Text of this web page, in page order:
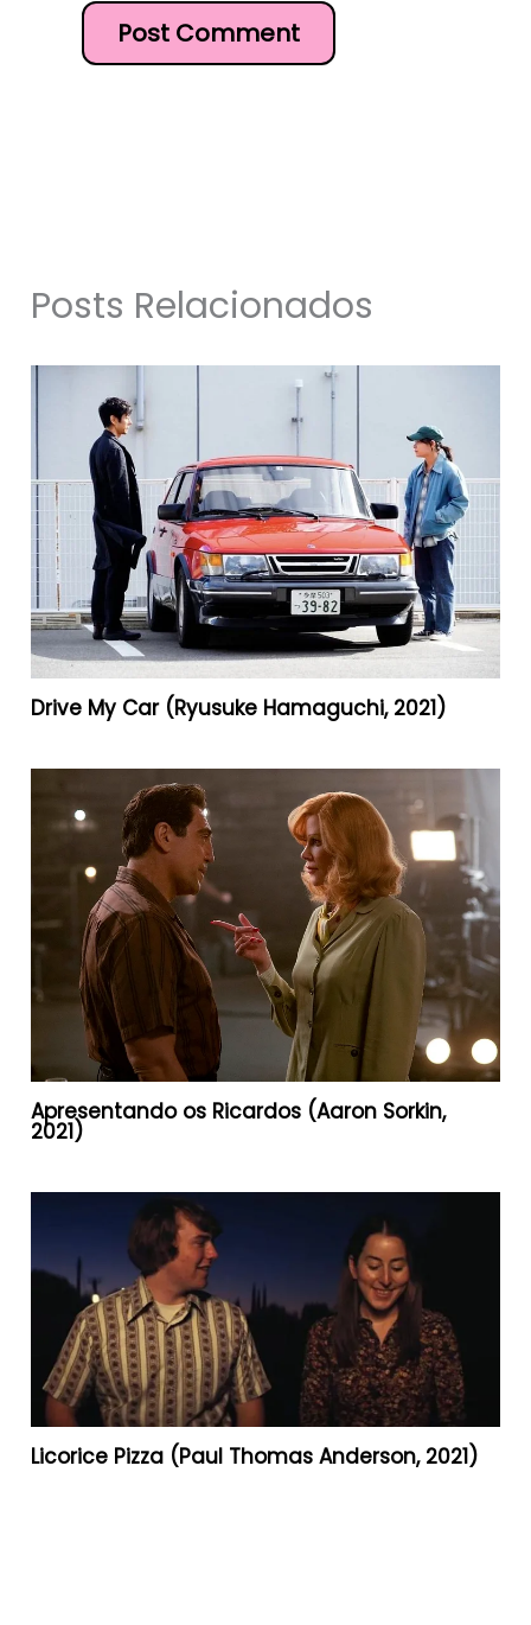
Posts Relacionados
Drive My Car (Ryusuke Hamaguchi, 2021)
Apresentando os Ricardos (Aaron Sorkin,
2021)
Licorice Pizza (Paul Thomas Anderson, 2021)